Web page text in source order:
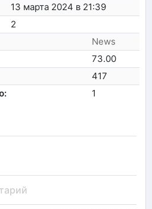
13 марта 2024 в 21:39
2
News
73.00
417
1